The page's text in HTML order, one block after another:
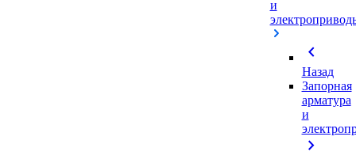
и
chevron_left
Назад
Запорная
арматура
и
chevron_right